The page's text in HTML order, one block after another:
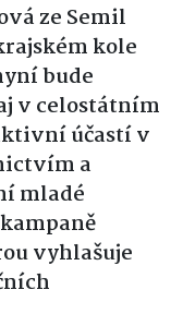
ze Semil
kole
bude
v celostátním
účastí v
a
mladé
vyhlašuje